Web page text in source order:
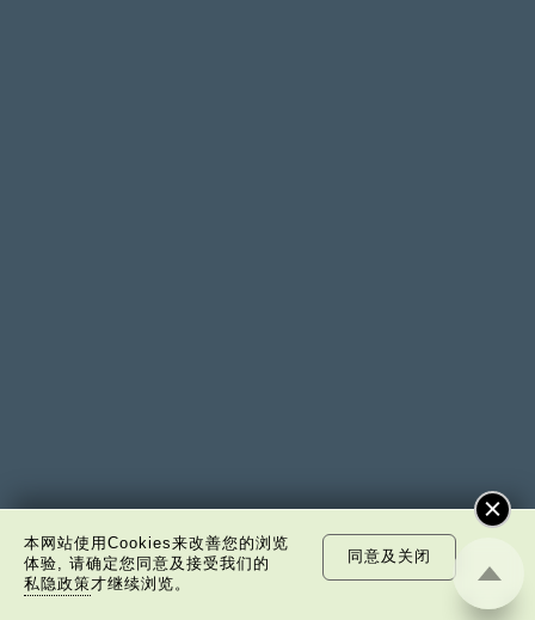
本网站使用Cookies来改善您的浏览
体验, 请确定您同意及接受我们的
私隐政策才继续浏览。
同意及关闭